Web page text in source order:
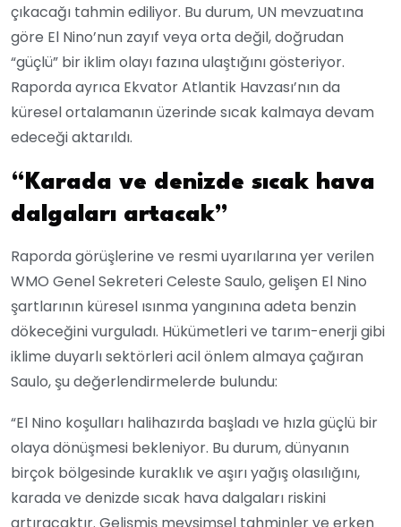
çıkacağı tahmin ediliyor. Bu durum, UN mevzuatına
göre El Nino’nun zayıf veya orta değil, doğrudan
“güçlü” bir iklim olayı fazına ulaştığını gösteriyor.
Raporda ayrıca Ekvator Atlantik Havzası’nın da
küresel ortalamanın üzerinde sıcak kalmaya devam
edeceği aktarıldı.
“Karada ve denizde sıcak hava
dalgaları artacak”
Raporda görüşlerine ve resmi uyarılarına yer verilen
WMO Genel Sekreteri Celeste Saulo, gelişen El Nino
şartlarının küresel ısınma yangınına adeta benzin
dökeceğini vurguladı. Hükümetleri ve tarım-enerji gibi
iklime duyarlı sektörleri acil önlem almaya çağıran
Saulo, şu değerlendirmelerde bulundu:
“El Nino koşulları halihazırda başladı ve hızla güçlü bir
olaya dönüşmesi bekleniyor. Bu durum, dünyanın
birçok bölgesinde kuraklık ve aşırı yağış olasılığını,
karada ve denizde sıcak hava dalgaları riskini
artıracaktır. Gelişmiş mevsimsel tahminler ve erken